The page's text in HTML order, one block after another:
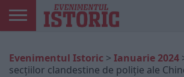
ONLINE
EDIȚII
TIPĂRITE
ISTORIC
PLAY
CONTUL
MEU
Evenimentul Istoric > Ianuarie 2024
secțiilor clandestine de poliție ale